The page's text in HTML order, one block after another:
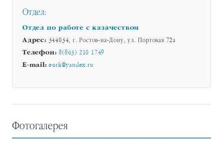
Отдел:
Отдел по работе с казачеством
Адрес: 344034, г. Ростов-на-Дону, ул. Портовая 72а
Телефон: 8(863) 210 1749
E-mail: eork@yandex.ru
Фотогалерея